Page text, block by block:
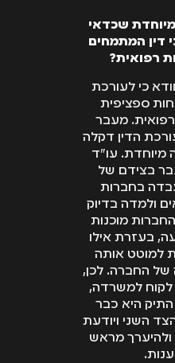
שכדאי
דין המתמחים
רפואית?
כי לעורכת
ספציפית
רפואית. מעבר
הדין דקלה
מיוחדת. עו"ד
בצידם של
בחברות
ולמדה בדיוק
מוכנות
בעזרת אילו
למוטט אותה
של החברה. לכן,
לקוח למשרדה,
היא כבר
השני ויודעת
מראש